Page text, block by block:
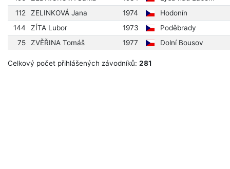
112
ZELINKOVÁ Jana 1974
Hodonín
144
ZÍTA Lubor 1973
Poděbrady
75
ZVĚŘINA Tomáš 1977 Dolní Bousov
Celkový počet přihlášených závodníků: 281